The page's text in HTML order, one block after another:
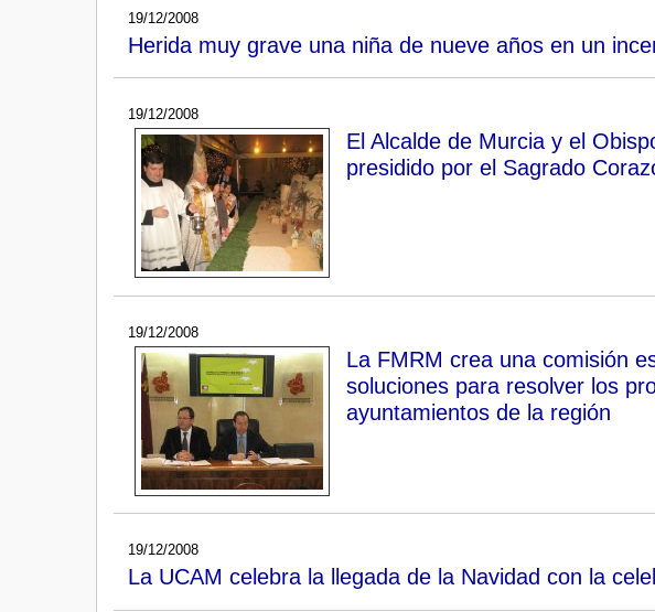
19/12/2008
Herida muy grave una niña de nueve años en un
19/12/2008
El Alcalde de Murcia y el
presidido por el Sagrado
19/12/2008
La FMRM crea una comisión
soluciones para resolver los
ayuntamientos de la región
19/12/2008
La UCAM celebra la llegada de la Navidad con la